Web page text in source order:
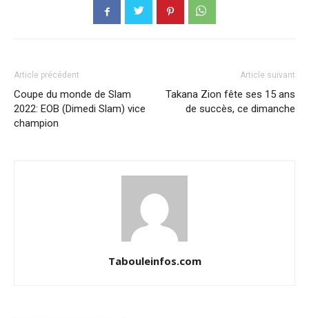
Article précédent
Coupe du monde de Slam
2022: EOB (Dimedi Slam) vice
champion
Article suivant
Takana Zion fête ses 15 ans
de succès, ce dimanche
Tabouleinfos.com